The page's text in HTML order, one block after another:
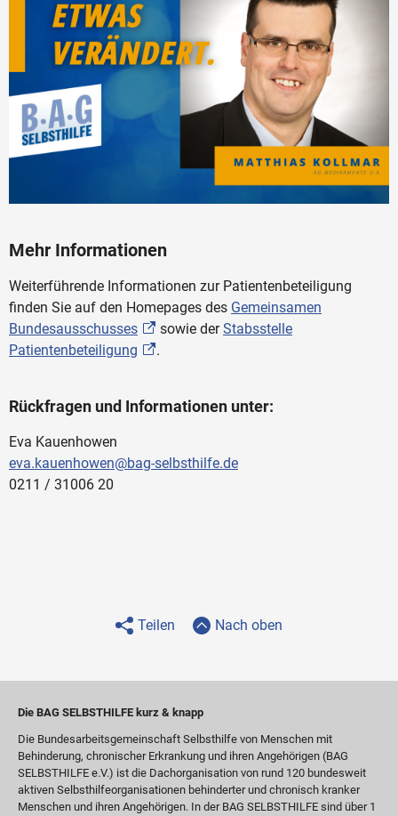
Mehr Informationen
Weiterführende Informationen zur Patientenbeteiligung
finden Sie auf den Homepages des Gemeinsamen
Bundesausschusses
sowie derStabsstelle
Patientenbeteiligung
.
Rückfragen und Informationen unter:
Eva Kauenhowen
eva.kauenhowen@bag-selbsthilfe.de
0211 / 31006 20
Teilen Nach oben
Die BAG SELBSTHILFE kurz & knapp
Die Bundesarbeitsgemeinschaft Selbsthilfe von Menschen mit
Behinderung, chronischer Erkrankung und ihren Angehörigen (BAG
SELBSTHILFE e.V.) ist die Dachorganisation von rund 120 bundesweit
aktiven Selbsthilfeorganisationen behinderter und chronisch kranker
Menschen und ihren Angehörigen. In der BAG SELBSTHILFE sind über 1